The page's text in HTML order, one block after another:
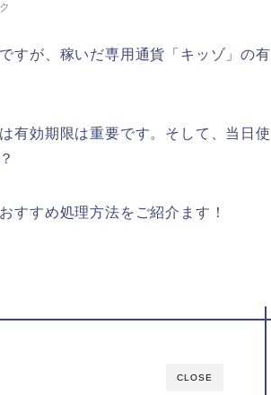
すが、稼いだ専用通貨「キッゾ」の有
有効期限は重要です。そして、当日使
すすめ処理方法をご紹介ます！
CLOSE